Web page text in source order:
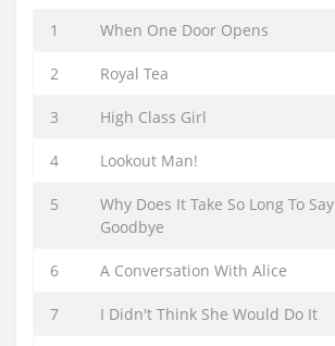
1 When One Door Opens
2 Royal Tea
3 High Class Girl
4 Lookout Man!
5
Why Does It Take So Long To Say
Goodbye
6 A Conversation With Alice
7 I Didn't Think She Would Do It